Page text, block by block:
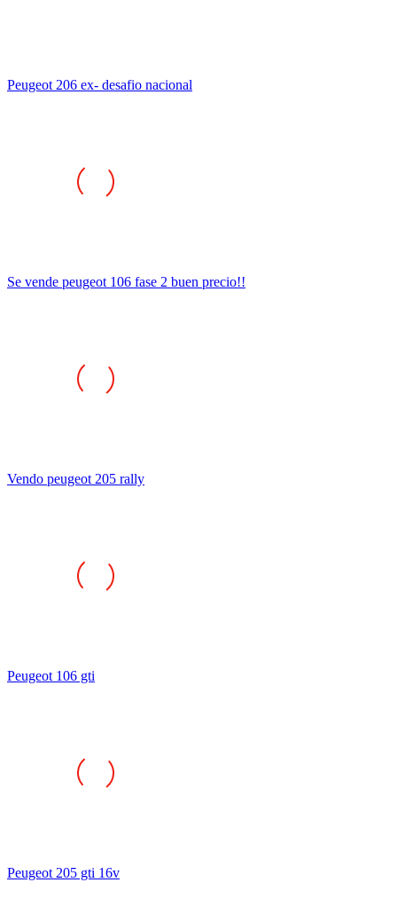
Peugeot 206 ex- desafio nacional
Se vende peugeot 106 fase 2 buen precio!!
Vendo peugeot 205 rally
Peugeot 106 gti
Peugeot 205 gti 16v